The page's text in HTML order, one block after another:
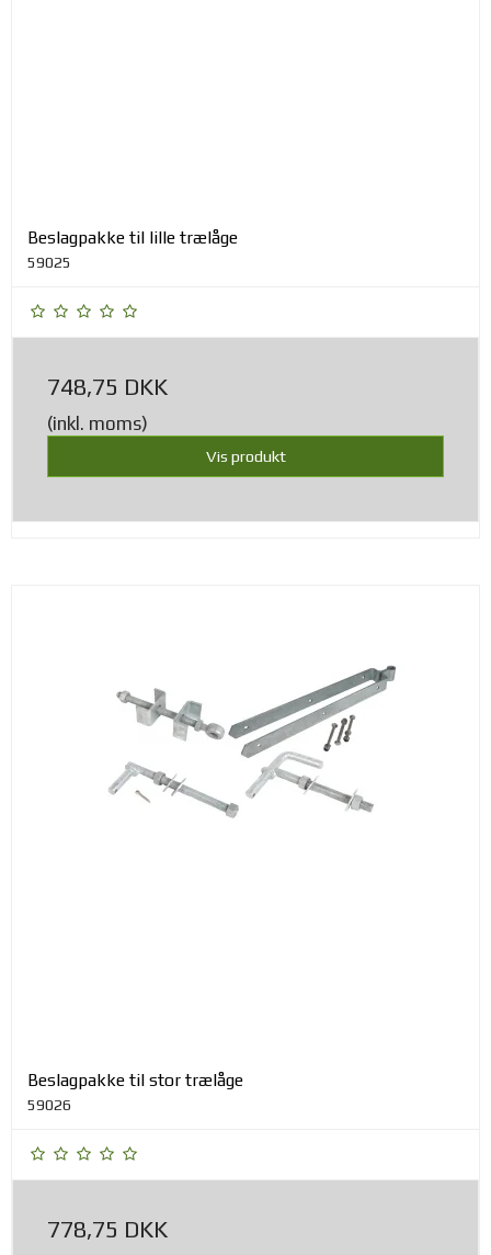
Beslagpakke til lille trælåge
59025
748,75 DKK
(inkl. moms)
Vis produkt
Beslagpakke til stor trælåge
59026
778,75 DKK